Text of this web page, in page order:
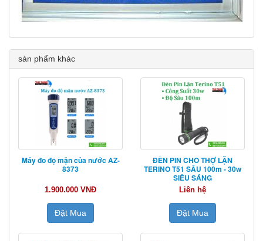
sản phẩm khác
Máy đo độ mặn của nước AZ-
8373
1.900.000 VNĐ
Đặt Mua
ĐÈN PIN CHO THỢ LẶN
TERINO T51 SÂU 100m - 30w
SIÊU SÁNG
Liên hệ
Đặt Mua